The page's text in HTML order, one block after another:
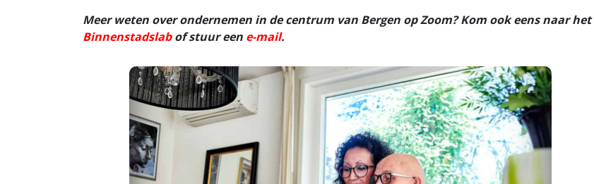
Meer weten over ondernemen in de centrum van Bergen op Zoom? Kom ook eens naar het
Binnenstadslabof stuur een e-mail.